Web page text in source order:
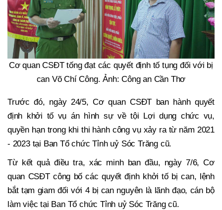
Cơ quan CSĐT tống đạt các quyết định tố tụng đối với bị
can Võ Chí Công. Ảnh: Công an Cần Thơ
Trước đó, ngày 24/5, Cơ quan CSĐT ban hành quyết
định khởi tố vụ án hình sự về tội Lợi dụng chức vụ,
quyền hạn trong khi thi hành công vụ xảy ra từ năm 2021
- 2023 tại Ban Tổ chức Tỉnh uỷ Sóc Trăng cũ.
Từ kết quả điều tra, xác minh ban đầu, ngày 7/6, Cơ
quan CSĐT công bố các quyết định khởi tố bị can, lệnh
bắt tạm giam đối với 4 bị can nguyên là lãnh đạo, cán bộ
làm việc tại Ban Tổ chức Tỉnh uỷ Sóc Trăng cũ.